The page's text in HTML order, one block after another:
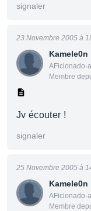
signaler
Kamele0n
AFicionado·a
Membre
23 Novembre 2005 à
Jv écouter !
signaler
Kamele0n
AFicionado·a
Membre
25 Novembre 2005 à